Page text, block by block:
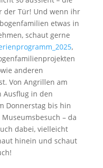
der Tür! Und wenn ihr
etwas in
schaut gerne
,
anderen
Von Angrillen am
Ausflug in den
Donnerstag bis hin
Museumsbesuch – da
dabei, vielleicht
hinein und schaut